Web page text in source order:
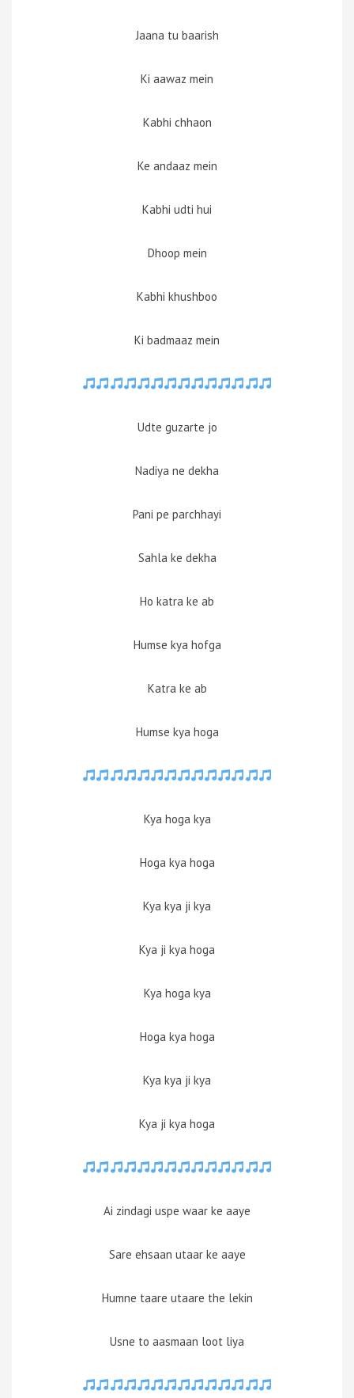
Jaana tu baarish
Ki aawaz mein
Kabhi chhaon
Ke andaaz mein
Kabhi udti hui
Dhoop mein
Kabhi khushboo
Ki badmaaz mein
Udte guzarte jo
Nadiya ne dekha
Pani pe parchhayi
Sahla ke dekha
Ho katra ke ab
Humse kya hofga
Katra ke ab
Humse kya hoga
Kya hoga kya
Hoga kya hoga
Kya kya ji kya
Kya ji kya hoga
Kya hoga kya
Hoga kya hoga
Kya kya ji kya
Kya ji kya hoga
Ai zindagi uspe waar ke aaye
Sare ehsaan utaar ke aaye
Humne taare utaare the lekin
Usne to aasmaan loot liya